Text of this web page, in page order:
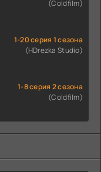
(Coldfilm)
1-20 серия 1 сезона
(HDrezka Studio)
1-8 серия 2 сезона
(Coldfilm)